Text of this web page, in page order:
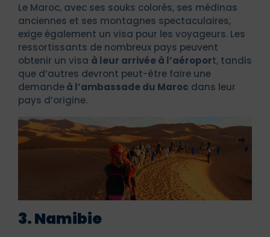
Le Maroc, avec ses souks colorés, ses médinas
anciennes et ses montagnes spectaculaires,
exige également un visa pour les voyageurs. Les
ressortissants de nombreux pays peuvent
obtenir un visa à leur arrivée à l’aéroport, tandis
que d’autres devront peut-être faire une
demandeà l’ambassade du Maroc dans leur
pays d’origine.
3. Namibie